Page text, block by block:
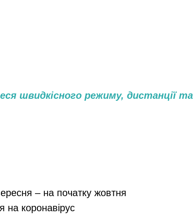
швидкісного режиму, дистанції
– на початку жовтня
на коронавірус